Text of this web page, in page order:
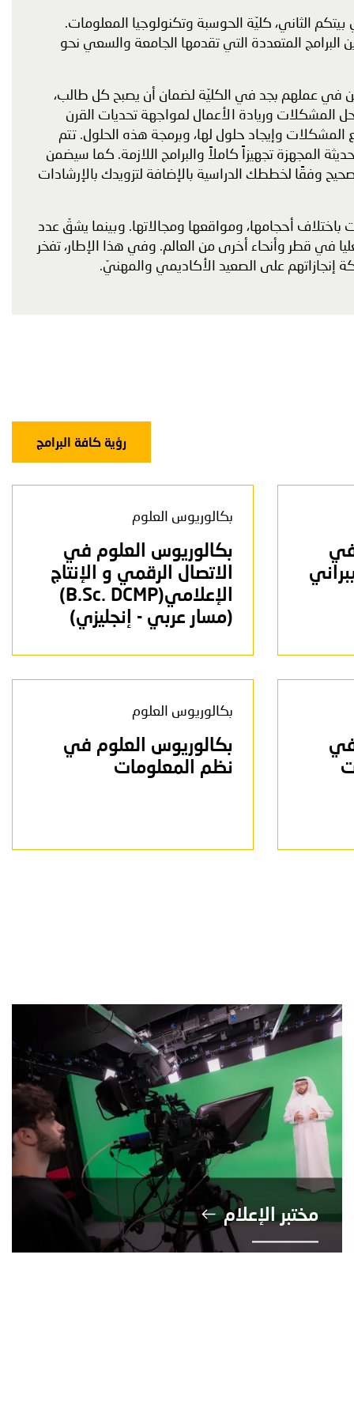
الثاني، كليّة الحوسبة وتكنولوجيا المعلومات.
البرامج المتعددة التي تقدمها الجامعة والسعي نحو
في عملهم بجد في الكليّة لضمان أن يصبح كل طالب،
المشكلات وريادة الأعمال لمواجهة تحديات القرن
المشكلات وإيجاد حلول لها، وبرمجة هذه الحلول. تتم
المجهزة تجهيزاً كاملاً والبرامج اللازمة. كما سيضمن
وفقًا لخططك الدراسية بالإضافة لتزويدك بالإرشادات
أحجامها، ومواقعها ومجالاتها. وبينما يشقّ عدد
في قطر وأنحاء أخرى من العالم. وفي هذا الإطار، تفخر
إنجازاتهم على الصعيد الأكاديمي والمهنيّ.
في
بكالوريوس العلوم
بكالوريوس العلوم في
الاتصال الرقمي و الإنتاج
الإعلامي(B.Sc. DCMP)
(مسار عربي - إنجليزي)
في
بكالوريوس العلوم
بكالوريوس العلوم في
نظم المعلومات
رؤية كافة البرامج
مختبر الإعلام